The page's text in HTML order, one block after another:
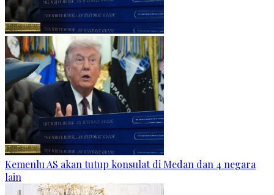
Kemenlu AS akan tutup konsulat di Medan dan 4 negara
lain